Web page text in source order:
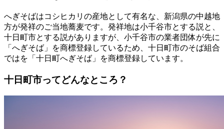
へぎそばはコシヒカリの産地として有名な、新潟県の中越地
方が発祥のご当地蕎麦です。発祥地は小千谷市とする説と、
十日町市とする説がありますが、小千谷市の業者団体が先に
「へぎそば」を商標登録しているため、十日町市のそば組合
ではを「十日町へぎそば」を商標登録しています。
十日町市ってどんなところ？